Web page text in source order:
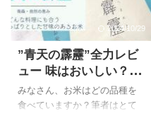
2024/10/29
”青天の霹靂”全力レビ
ュー 味はおいしい？ お
弁当やおにぎりにもお
すすめ 青森のお米はま
みなさん、お米はどの品種を
食べていますか？筆者はとて